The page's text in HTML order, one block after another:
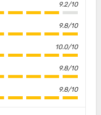
9.2/10
9.8/10
10.0/10
9.8/10
9.8/10